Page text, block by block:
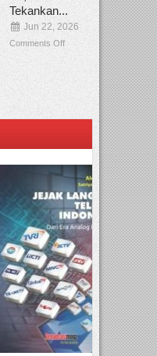
Tekankan...
Jun 22, 2026
Comments Off